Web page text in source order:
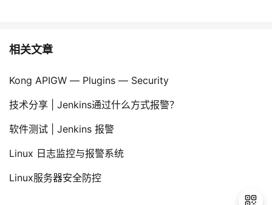
相关文章
Kong APIGW — Plugins — Security
技术分享 | Jenkins通过什么方式报警？
软件测试 | Jenkins 报警
Linux 日志监控与报警系统
Linux服务器安全防控